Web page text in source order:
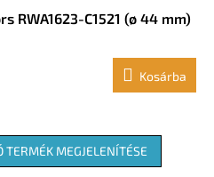
RWA1623-C1521 (ø 44 mm)
Kosárba
TERMÉK MEGJELENÍTÉSE